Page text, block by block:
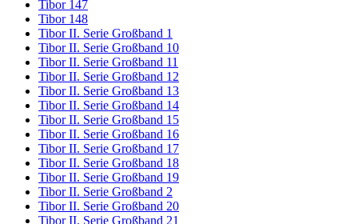
Tibor 147
Tibor 148
Tibor II. Serie Großband 1
Tibor II. Serie Großband 10
Tibor II. Serie Großband 11
Tibor II. Serie Großband 12
Tibor II. Serie Großband 13
Tibor II. Serie Großband 14
Tibor II. Serie Großband 15
Tibor II. Serie Großband 16
Tibor II. Serie Großband 17
Tibor II. Serie Großband 18
Tibor II. Serie Großband 19
Tibor II. Serie Großband 2
Tibor II. Serie Großband 20
Tibor II. Serie Großband 21